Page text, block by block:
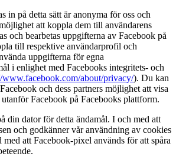
in på detta sätt är anonyma för oss och
att koppla dem till användarens
och bearbetas uppgifterna av Facebook på
till respektive användarprofil och
uppgifterna för egna
i enlighet med Facebooks integritets- och
www.facebook.com/about/privacy/). Du kan
och dess partners möjlighet att visa
Facebook på Facebooks plattform.
din dator för detta ändamål. I och med att
och godkänner vår användning av cookies
att Facebook-pixel används för att spåra